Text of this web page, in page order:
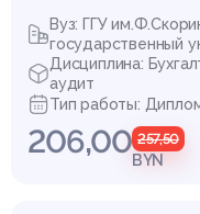
Вуз: ГГУ
государственный
Дисциплина:
аудит
Тип работы:
206,00 257,50
BYN